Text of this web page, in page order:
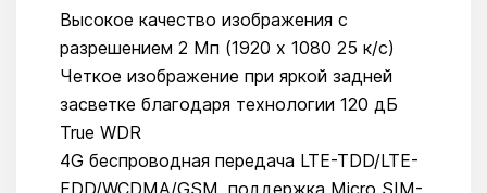
Высокое качество изображения с
разрешением 2 Мп (1920 x 1080 25 к/с)
Четкое изображение при яркой задней
засветке благодаря технологии 120 дБ
True WDR
4G беспроводная передача LTE-TDD/LTE-